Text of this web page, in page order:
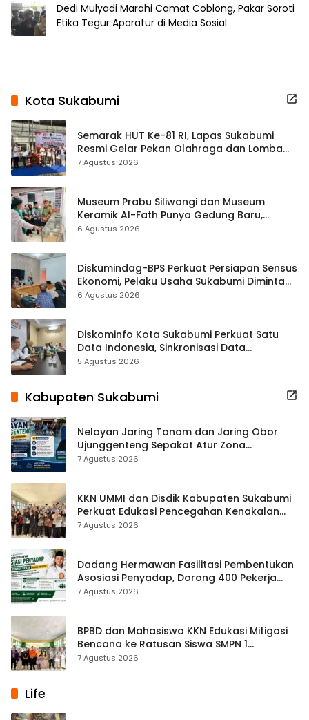
Dedi Mulyadi Marahi Camat Coblong, Pakar Soroti
Etika Tegur Aparatur di Media Sosial
Kota Sukabumi
Semarak HUT Ke-81 RI, Lapas Sukabumi
Resmi Gelar Pekan Olahraga dan Lomba
Tradisional
7 Agustus 2026
Museum Prabu Siliwangi dan Museum
Keramik Al-Fath Punya Gedung Baru,
Hampir 500 Koleksi Dipisahkan
6 Agustus 2026
Diskumindag-BPS Perkuat Persiapan Sensus
Ekonomi, Pelaku Usaha Sukabumi Diminta
Terbuka Beri Data
6 Agustus 2026
Diskominfo Kota Sukabumi Perkuat Satu
Data Indonesia, Sinkronisasi Data
Kewilayahan Dikebut
5 Agustus 2026
Kabupaten Sukabumi
Nelayan Jaring Tanam dan Jaring Obor
Ujunggenteng Sepakat Atur Zona
Penangkapan
7 Agustus 2026
KKN UMMI dan Disdik Kabupaten Sukabumi
Perkuat Edukasi Pencegahan Kenakalan
Remaja di SMPN 2 Tegalbuleud
7 Agustus 2026
Dadang Hermawan Fasilitasi Pembentukan
Asosiasi Penyadap, Dorong 400 Pekerja
Dapat Perlindungan BPJS
7 Agustus 2026
BPBD dan Mahasiswa KKN Edukasi Mitigasi
Bencana ke Ratusan Siswa SMPN 1
Simpenan
7 Agustus 2026
Life